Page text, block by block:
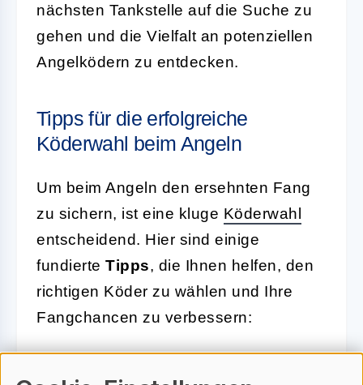
nächsten Tankstelle auf die Suche zu
gehen und die Vielfalt an potenziellen
Angelködern zu entdecken.
Tipps für die erfolgreiche
Köderwahl beim Angeln
Um beim Angeln den ersehnten Fang
zu sichern, ist eine kluge Köderwahl
entscheidend. Hier sind einige
fundierte Tipps, die Ihnen helfen, den
richtigen Köder zu wählen und Ihre
Fangchancen zu verbessern: